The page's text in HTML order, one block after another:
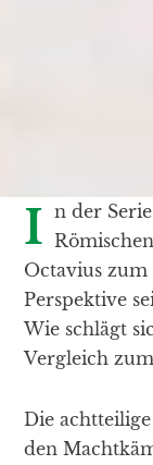
In der Serie Domina wird das Ende der
Octavius zum
Perspektive
Wie schlägt
Vergleich
Die
den